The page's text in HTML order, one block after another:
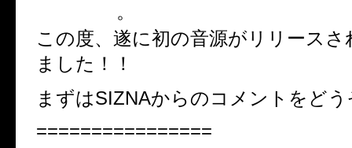
。
この度、遂に初の音源がリリース
ました！！
まずはSIZNAからのコメントをどう
================